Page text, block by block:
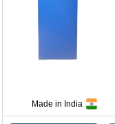
Made in India